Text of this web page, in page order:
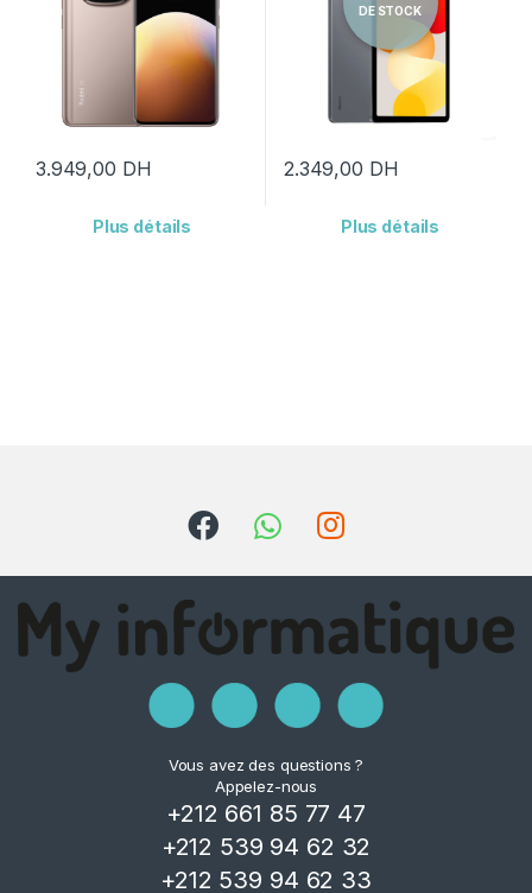
3.949,00 DH
Plus détails
2.349,00 DH
Plus détails
Vous avez des questions ?
Appelez-nous
+212 661 85 77 47
+212 539 94 62 32
+212 539 94 62 33